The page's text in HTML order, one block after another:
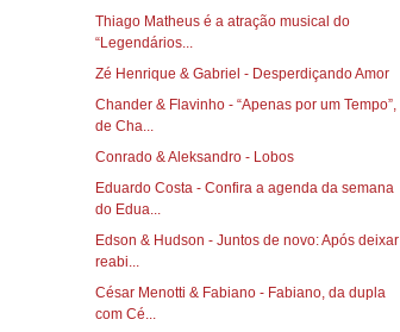
Thiago Matheus é a atração musical do
“Legendários...
Zé Henrique & Gabriel - Desperdiçando Amor
Chander & Flavinho - “Apenas por um Tempo”,
de Cha...
Conrado & Aleksandro - Lobos
Eduardo Costa - Confira a agenda da semana
do Edua...
Edson & Hudson - Juntos de novo: Após deixar
reabi...
César Menotti & Fabiano - Fabiano, da dupla
com Cé...